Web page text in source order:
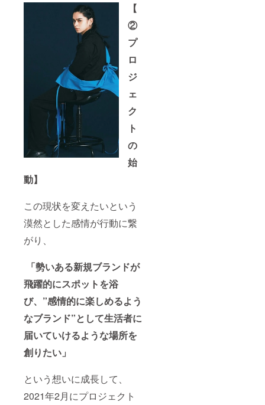
【
②
プ
ロ
ジ
ェ
ク
ト
の
始
動】
この現状を変えたいという
漠然とした感情が行動に繋
がり、
「勢いある新規ブランドが
飛躍的にスポットを浴
び、”感情的に楽しめるよう
なブランド”として生活者に
届いていけるような場所を
創りたい」
という想いに成長して、
2021年2月にプロジェクト